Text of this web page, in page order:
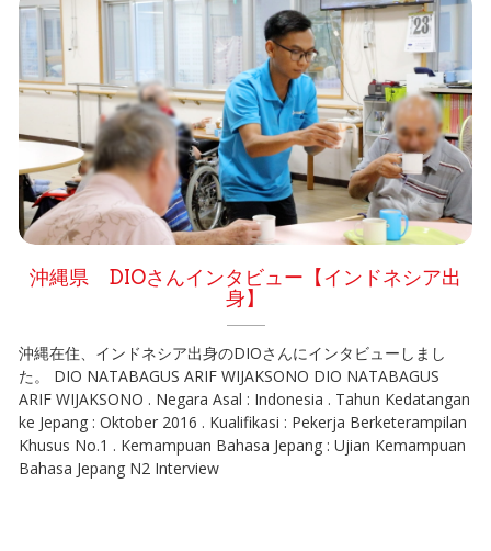
沖縄県 DIOさんインタビュー【インドネシア出
身】
沖縄在住、インドネシア出身のDIOさんにインタビューしまし
た。 DIO NATABAGUS ARIF WIJAKSONO DIO NATABAGUS
ARIF WIJAKSONO . Negara Asal : Indonesia . Tahun Kedatangan
ke Jepang : Oktober 2016 . Kualifikasi : Pekerja Berketerampilan
Khusus No.1 . Kemampuan Bahasa Jepang : Ujian Kemampuan
Bahasa Jepang N2 Interview